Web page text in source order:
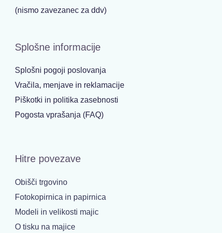
(nismo zavezanec za ddv)
Splošne informacije
Splošni pogoji poslovanja
Vračila, menjave in reklamacije
Piškotki in politika zasebnosti
Pogosta vprašanja (FAQ)
Hitre povezave
Obišči trgovino
Fotokopirnica in papirnica
Modeli in velikosti majic
O tisku na majice